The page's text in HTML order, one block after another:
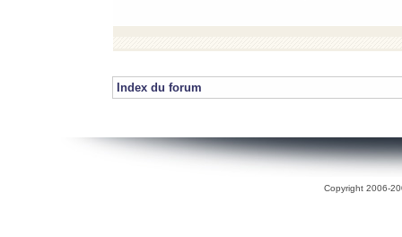
Index du forum
Copyright 2006-